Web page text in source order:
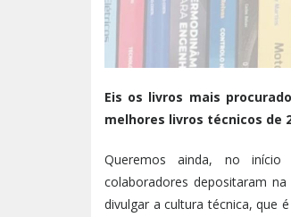
Eis os livros mais
melhores livros técnicos de
Queremos ainda, no
colaboradores depositaram
divulgar a cultura técnica, que